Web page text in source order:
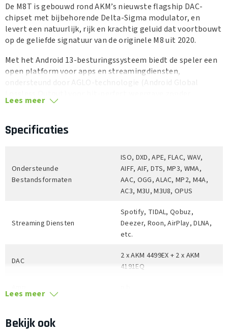
De M8T is gebouwd rond AKM’s nieuwste flagship DAC-
chipset met bijbehorende Delta-Sigma modulator, en
levert een natuurlijk, rijk en krachtig geluid dat voortbouwt
op de geliefde signatuur van de originele M8 uit 2020.
Met het Android 13-besturingssysteem biedt de speler een
open platform voor apps en streamingdiensten,
ondersteund door AGLO-technologie (Android Global
kwaliteitsverlies.
Dankzij de hoogwaardige bouw, verwisselbare
hoofdtelefoonaansluitingen, krachtige versterking en
veeleisende luisteraars die zowel traditie als innovatie
waarderen.
Lees meer
Specificaties
Ondersteunde
Bestandsformaten
ISO, DXD, APE, FLAC, WAV,
AIFF, AIF, DTS, MP3, WMA,
AAC, OGG, ALAC, MP2, M4A,
AC3, M3U, M3U8, OPUS
Streaming Diensten
Spotify, TIDAL, Qobuz,
Deezer, Roon, AirPlay, DLNA,
etc.
DAC
2 x AKM 4499EX + 2 x AKM
4191EQ
Lees meer
Bekijk ook